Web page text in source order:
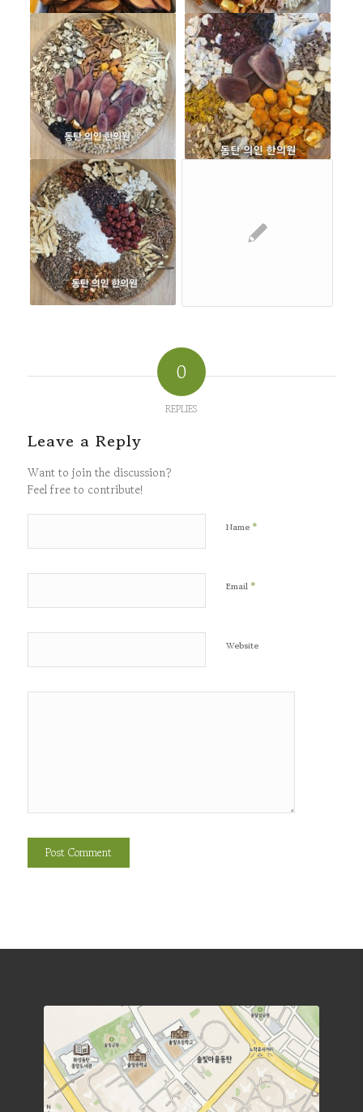
0
REPLIES
Leave a Reply
Want to join the discussion?
Feel free to contribute!
Name *
Email *
Website